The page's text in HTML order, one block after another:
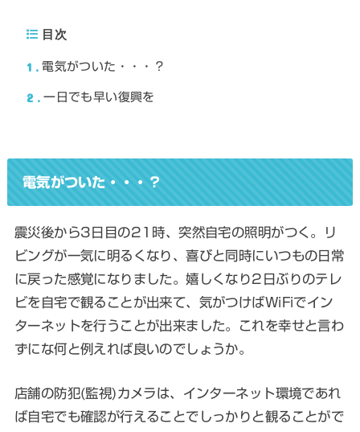
目次
1 電気がついた・・・？
2 一日でも早い復興を
電気がついた・・・？
震災後から3日目の21時、突然自宅の照明がつく。リ
ビングが一気に明るくなり、喜びと同時にいつもの日常
に戻った感覚になりました。嬉しくなり2日ぶりのテレ
ビを自宅で観ることが出来て、気がつけばWiFiでイン
ターネットを行うことが出来ました。これを幸せと言わ
ずにな何と例えれば良いのでしょうか。
店舗の防犯(監視)カメラは、インターネット環境であれ
ば自宅でも確認が行えることでしっかりと観ることがで